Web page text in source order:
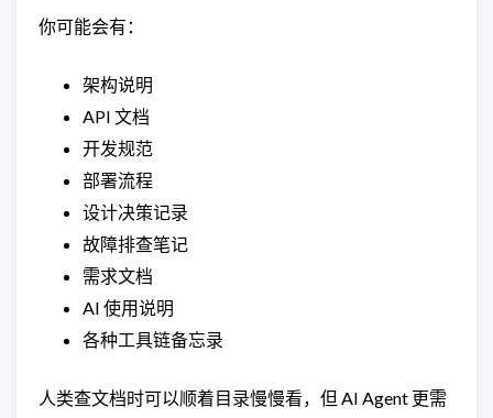
你可能会有：
架构说明
API 文档
开发规范
部署流程
设计决策记录
故障排查笔记
需求文档
AI 使用说明
各种工具链备忘录
人类查文档时可以顺着目录慢慢看，但 AI Agent 更需